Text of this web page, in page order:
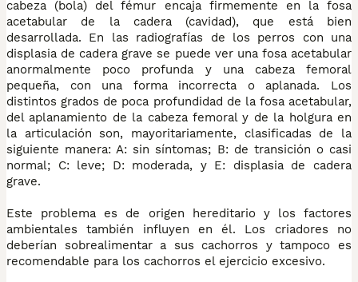
cabeza (bola) del fémur encaja firmemente en la fosa
acetabular de la cadera (cavidad), que está bien
desarrollada. En las radiografías de los perros con una
displasia de cadera grave se puede ver una fosa acetabular
anormalmente poco profunda y una cabeza femoral
pequeña, con una forma incorrecta o aplanada. Los
distintos grados de poca profundidad de la fosa acetabular,
del aplanamiento de la cabeza femoral y de la holgura en
la articulación son, mayoritariamente, clasificadas de la
siguiente manera: A: sin síntomas; B: de transición o casi
normal; C: leve; D: moderada, y E: displasia de cadera
grave.
Este problema es de origen hereditario y los factores
ambientales también influyen en él. Los criadores no
deberían sobrealimentar a sus cachorros y tampoco es
recomendable para los cachorros el ejercicio excesivo.